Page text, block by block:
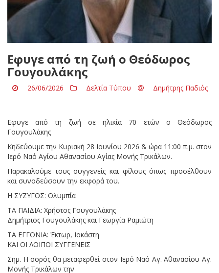
Eφυγε από τη ζωή ο Θεόδωρος
Γουγουλάκης
26/06/2026 Δελτία Τύπου Δημήτρης Παδιός
Eφυγε από τη ζωή σε ηλικία 70 ετών ο Θεόδωρος
Γουγουλάκης
Κηδεύουμε την Κυριακή 28 Ιουνίου 2026 & ώρα 11:00 π.μ. στον
Ιερό Ναό Αγίου Αθανασίου Αγίας Μονής Τρικάλων.
Παρακαλούμε τους συγγενείς και φίλους όπως προσέλθουν
και συνοδεύσουν την εκφορά του.
Η ΣΥΖΥΓΟΣ: Ολυμπία
ΤΑ ΠΑΙΔΙΑ: Χρήστος Γουγουλάκης
Δημήτριος Γουγουλάκης και Γεωργία Ραμιώτη
ΤΑ ΕΓΓΟΝΙΑ: Έκτωρ, Ιοκάστη
ΚΑΙ ΟΙ ΛΟΙΠΟΙ ΣΥΓΓΕΝΕΙΣ
Σημ. Η σορός θα μεταφερθεί στον Ιερό Ναό Αγ. Αθανασίου Αγ.
Μονής Τρικάλων την